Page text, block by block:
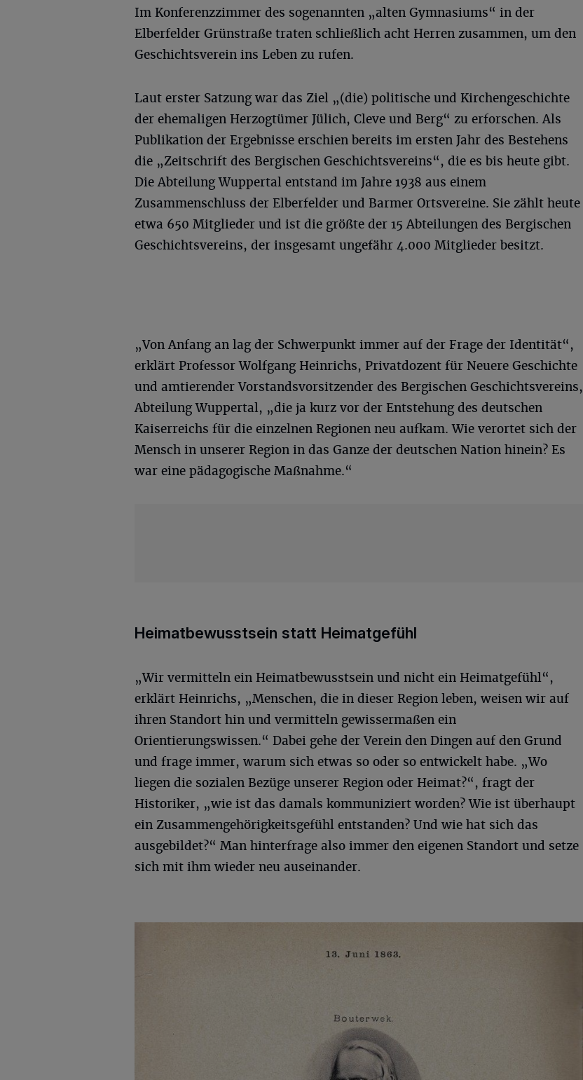
Im Konferenzzimmer des sogenannten „alten Gymnasiums“ in der
Elberfelder Grünstraße traten schließlich acht Herren zusammen, um den
Geschichtsverein ins Leben zu rufen.
Laut erster Satzung war das Ziel „(die) politische und Kirchengeschichte
der ehemaligen Herzogtümer Jülich, Cleve und Berg“ zu erforschen. Als
Publikation der Ergebnisse erschien bereits im ersten Jahr des Bestehens
die „Zeitschrift des Bergischen Geschichtsvereins“, die es bis heute gibt.
Die Abteilung Wuppertal entstand im Jahre 1938 aus einem
Zusammenschluss der Elberfelder und Barmer Ortsvereine. Sie zählt heute
etwa 650 Mitglieder und ist die größte der 15 Abteilungen des Bergischen
Geschichtsvereins, der insgesamt ungefähr 4.000 Mitglieder besitzt.
„Von Anfang an lag der Schwerpunkt immer auf der Frage der Identität“,
erklärt Professor Wolfgang Heinrichs, Privatdozent für Neuere Geschichte
und amtierender Vorstandsvorsitzender des Bergischen Geschichtsvereins,
Abteilung Wuppertal, „die ja kurz vor der Entstehung des deutschen
Kaiserreichs für die einzelnen Regionen neu aufkam. Wie verortet sich der
Mensch in unserer Region in das Ganze der deutschen Nation hinein? Es
war eine pädagogische Maßnahme.“
Heimatbewusstsein statt Heimatgefühl
„Wir vermitteln ein Heimatbewusstsein und nicht ein Heimatgefühl“,
erklärt Heinrichs, „Menschen, die in dieser Region leben, weisen wir auf
ihren Standort hin und vermitteln gewissermaßen ein
Orientierungswissen.“ Dabei gehe der Verein den Dingen auf den Grund
und frage immer, warum sich etwas so oder so entwickelt habe. „Wo
liegen die sozialen Bezüge unserer Region oder Heimat?“, fragt der
Historiker, „wie ist das damals kommuniziert worden? Wie ist überhaupt
ein Zusammengehörigkeitsgefühl entstanden? Und wie hat sich das
ausgebildet?“ Man hinterfrage also immer den eigenen Standort und setze
sich mit ihm wieder neu auseinander.